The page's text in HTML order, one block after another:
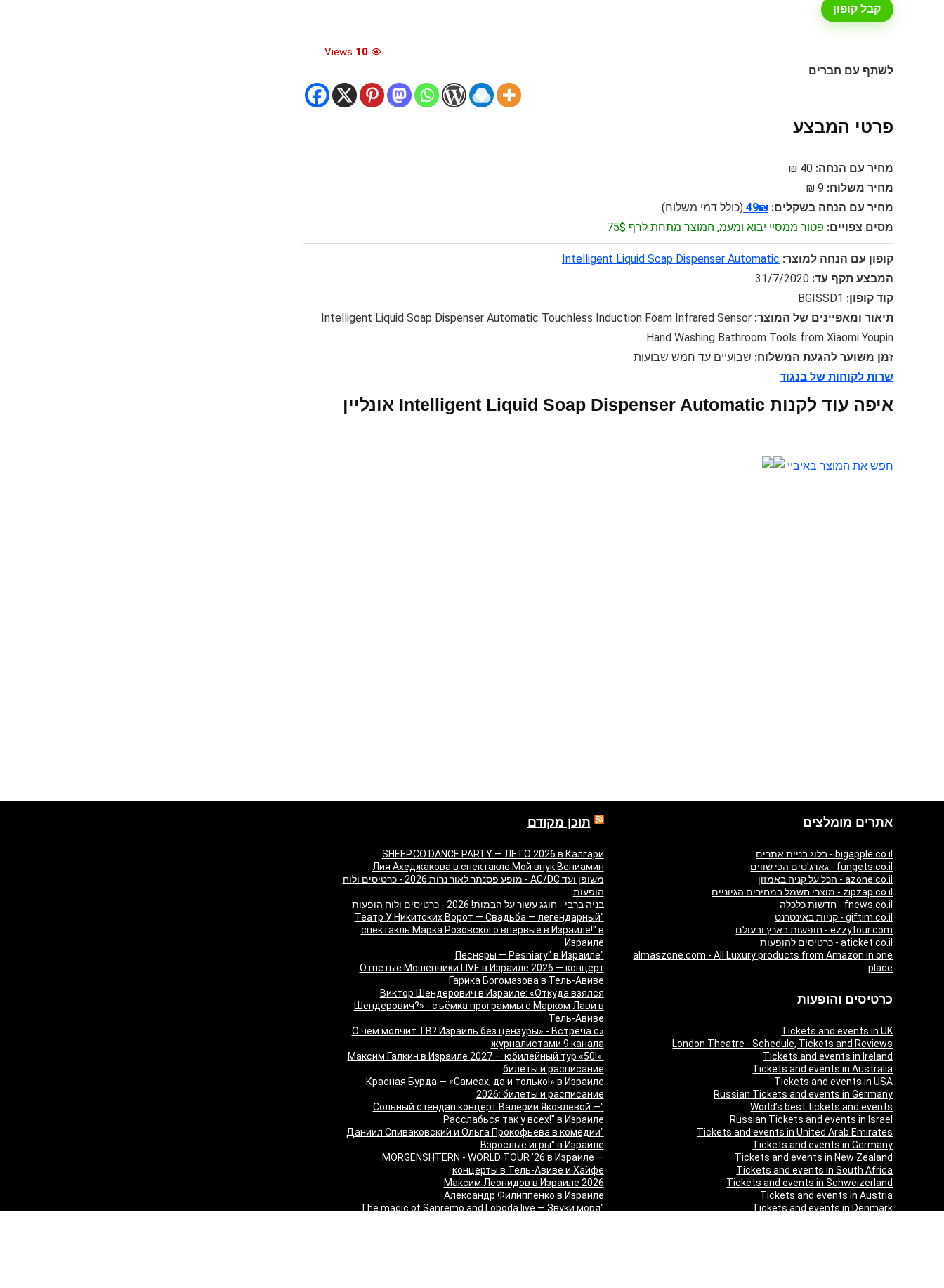
קבל קופון
10
לשתף עם חברים
פרטי המבצע
מחיר עם הנחה: 40 ₪
מחיר משלוח: 9 ₪
מחיר עם הנחה בשקלים: 49₪ (כולל דמי משלוח)
מסים צפויים: פטור ממסיי יבוא ומעמ, המוצר מתחת לרף 75$
קופון עם הנחה למוצר: Intelligent Liquid Soap Dispenser Automatic
המבצע תקף עד: 31/7/2020
קוד קופון: BGISSD1
תיאור ומאפיינים של המוצר: Intelligent Liquid Soap Dispenser Automatic Touchless Induction Foam Infrared Sensor
Hand Washing Bathroom Tools from Xiaomi Youpin
זמן משוער להגעת המשלוח: שבועיים עד חמש שבועות
שרות לקוחות של בנגוד
איפה עוד לקנות Intelligent Liquid Soap Dispenser Automatic אונליין
חפש את המוצר באיביי
אתרים מומלצים
bigapple.co.il - בלוג בניית אתרים
fungets.co.il - גאדג'טים הכי שווים
azone.co.il - הכל על קניה באמזון
zipzap.co.il - מוצרי חשמל במחירים הגיוניים
fnews.co.il - חדשות כלכלה
giftim.co.il - קניות באינטרנט
ezzytour.com - חופשות בארץ ובעולם
aticket.co.il - כרטיסים להופעות
almaszone.com - All Luxury products from Amazon in one
place
כרטיסים והופעות
Tickets and events in UK
London Theatre - Schedule, Tickets and Reviews
Tickets and events in Ireland
Tickets and events in Australia
Tickets and events in USA
Russian Tickets and events in Germany
World’s best tickets and events
Russian Tickets and events in Israel
Tickets and events in United Arab Emirates
Tickets and events in Germany
Tickets and events in New Zealand
Tickets and events in South Africa
Tickets and events in Schweizerland
Tickets and events in Austria
Tickets and events in Denmark
תוכן מקודם
SHEEP.CO DANCE PARTY — ЛЕТО 2026 в Калгари
Лия Ахеджакова в спектакле Мой внук Вениамин
משופן ועד AC/DC - מופע פסנתר לאור נרות 2026 - כרטיסים ולוח
הופעות
בניה ברבי - חוגג עשור על הבמות! 2026 - כרטיסים ולוח הופעות
"Театр У Никитских Ворот — Свадьба — легендарный
спектакль Марка Розовского впервые в Израиле!" в
Израиле
"Песняры — Pesniary" в Израиле
Отпетые Мошенники LIVE в Израиле 2026 — концерт
Гарика Богомазова в Тель-Авиве
Виктор Шендерович в Израиле: «Откуда взялся
Шендерович?» - съёмка программы с Марком Лави в
Тель-Авиве
«О чём молчит ТВ? Израиль без цензуры» - Встреча с
журналистами 9 канала
Максим Галкин в Израиле 2027 — юбилейный тур «50!»:
билеты и расписание
Красная Бурда — «Самеах, да и только!» в Израиле
2026: билеты и расписание
"Сольный стендап концерт Валерии Яковлевой —
Расслабься так у всех!" в Израиле
"Даниил Спиваковский и Ольга Прокофьева в комедии
Взрослые игры" в Израиле
MORGENSHTERN - WORLD TOUR '26 в Израиле —
концерты в Тель-Авиве и Хайфе
Максим Леонидов в Израиле 2026
Александр Филиппенко в Израиле
"The magic of Sanremo and Loboda live — Звуки моря